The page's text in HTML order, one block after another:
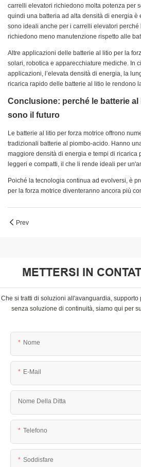
carrelli elevatori richiedono molta potenza per
quindi una batteria ad alta densità di energia è
sono ideali anche per i carrelli elevatori
richiedono meno manutenzione rispetto alle
Altre applicazioni delle batterie al litio per la
solari, robotica e apparecchiature mediche. In
applicazioni, l’elevata densità di energia, la
ricarica rapido delle batterie al litio le rendono
Conclusione: perché le batterie al
sono il futuro
Le batterie al litio per forza motrice offrono
tradizionali batterie al piombo-acido. Hanno
maggiore densità di energia e tempi di ricarica
leggeri e compatti, il che li rende ideali per
Poiché la tecnologia continua ad evolversi, è
per la forza motrice diventeranno ancora più
Prev
METTERSI IN
Che si tratti di soluzioni all'avanguardia,
senza soluzione di continuità, siamo qui per
Nome
E-Mail
Nome Della Ditta
Telefono
Soddisfare